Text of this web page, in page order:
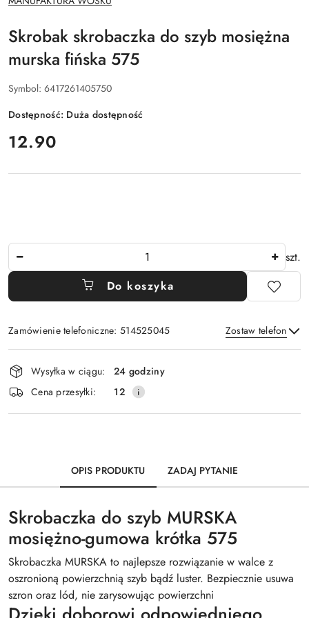
PRODUCENTA:
Skrobak skrobaczka do szyb mosiężna
murska fińska 575
Symbol: 6417261405750
Dostępność: Duża dostępność
cena:
12.90
szt.
Do koszyka
Zamówienie telefoniczne: 514525045 Zostaw telefon
Wyślij
Dostępność
i
dostawa
Wysyłka w ciągu:
24 godziny
Cena przesyłki:
12
OPIS PRODUKTU ZADAJ PYTANIE
Skrobaczka do szyb MURSKA
mosiężno-gumowa krótka 575
Skrobaczka MURSKA to najlepsze rozwiązanie w walce z
oszronioną powierzchnią szyb bądź luster. Bezpiecznie usuwa
szron oraz lód, nie zarysowując powierzchni